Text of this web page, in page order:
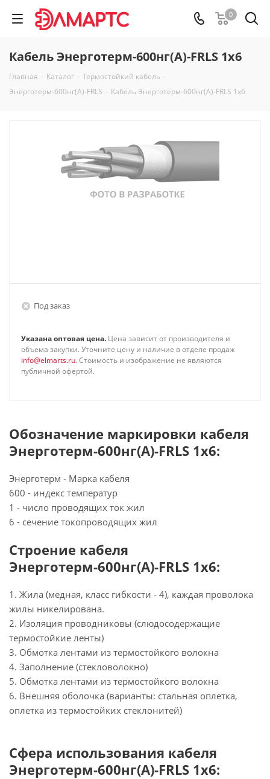
0
Кабель Энерготерм-600нг(А)-FRLS 1х6
Главная - Каталог - Термостойкий кабель -
Энерготерм-600нг(А)-FRLS - Кабель Энерготерм-600нг(А)-FRLS 1х6
Под заказ
Указана оптовая цена. Цена зависит от производителя и
объема закупки. Уточните цену и наличие в отделе продаж
info@elmarts.ru. Стоимость и изображение не являются
публичной офертой.
Обозначение маркировки кабеля
Энерготерм-600нг(А)-FRLS 1х6:
Энерготерм - Марка кабеля
600 - индекс температур
1 - число проводящих ток жил
6 - сечение токопроводящих жил
Строение кабеля
Энерготерм-600нг(А)-FRLS 1х6:
1. Жила (медная, класс гибкости - 4), каждая проволока
жилы никелирована.
2. Изоляция проводниковы (слюдосодержащие
термостойкие ленты)
3. Обмотка лентами из термостойкого волокна
4. Заполнение (стекловолокно)
5. Обмотка лентами из термостойкого волокна
6. Внешняя оболочка (варианты: стальная оплетка,
оплетка из термостойких стеклонитей)
Сфера использования кабеля
Энерготерм-600нг(А)-FRLS 1х6: